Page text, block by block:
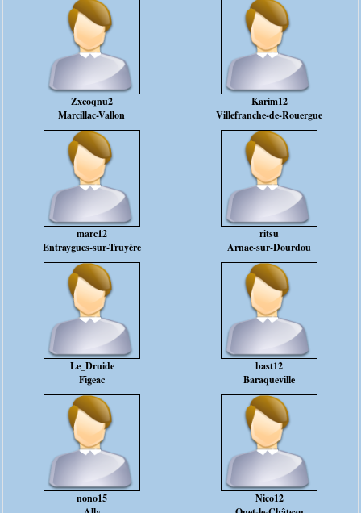
Zxcoqnu2
Marcillac-Vallon
Karim12
Villefranche-de-Rouergue
marc12
Entraygues-sur-Truyère
ritsu
Arnac-sur-Dourdou
Le_Druide
Figeac
bast12
Baraqueville
nono15
Nico12